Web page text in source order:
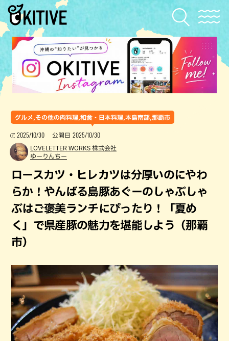
グルメ,その他の肉料理,和食・日本料理,本島南部,那覇市
2025/10/30 公開日 2025/10/30
LOVELETTER WORKS 株式会社
ゆーりんちー
ロースカツ・ヒレカツは分厚いのにやわ
らか！やんばる島豚あぐーのしゃぶしゃ
ぶはご褒美ランチにぴったり！「夏め
く」で県産豚の魅力を堪能しよう（那覇
市）